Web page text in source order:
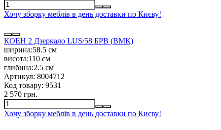
Хочу зборку меблів в день доставки по Києву!
КОЕН 2 Дзеркало LUS/58 БРВ (ВМК)
ширина:58.5 см
висота:110 см
глибина:2.5 см
Артикул: 8004712
Код товару: 9531
2 570 грн.
Хочу зборку меблів в день доставки по Києву!